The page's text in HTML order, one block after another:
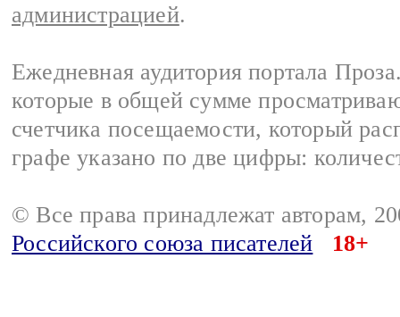
администрацией.
Ежедневная аудитория портала
которые в общей сумме
счетчика посещаемости, который
графе указано по две цифры:
© Все права принадлежат авторам,
Российского союза писателей
18+